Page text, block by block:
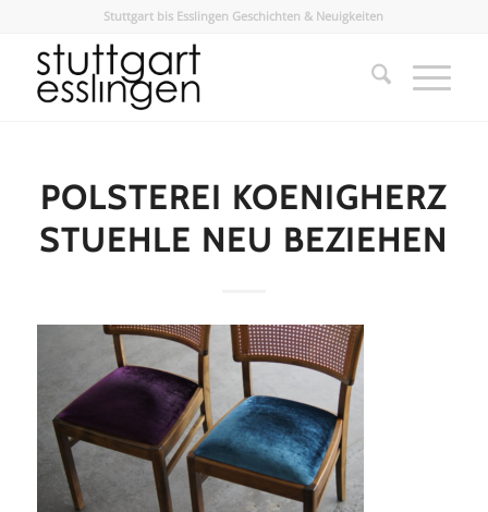
Stuttgart bis Esslingen Geschichten & Neuigkeiten
POLSTEREI KOENIGHERZ
STUEHLE NEU BEZIEHEN